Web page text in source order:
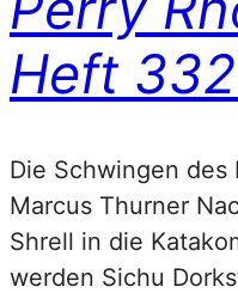
Heft
Die Schwingen des
Marcus Thurner
Shrell in die
werden Sichu